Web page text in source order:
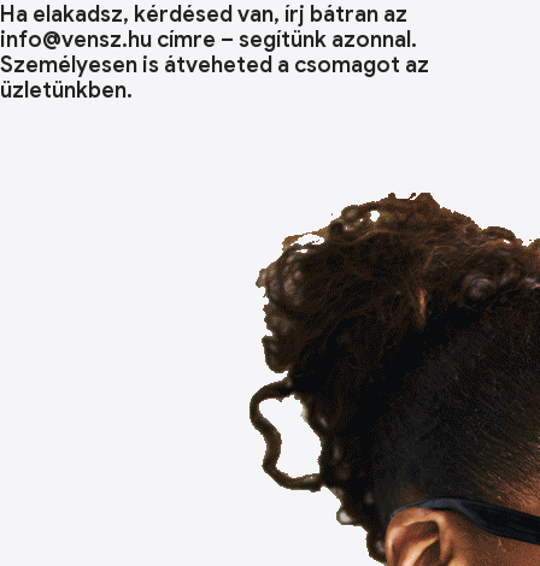
Ha elakadsz, kérdésed van, írj bátran az
info@vensz.hu címre – segítünk azonnal.
Személyesen is átveheted a csomagot az
üzletünkben.